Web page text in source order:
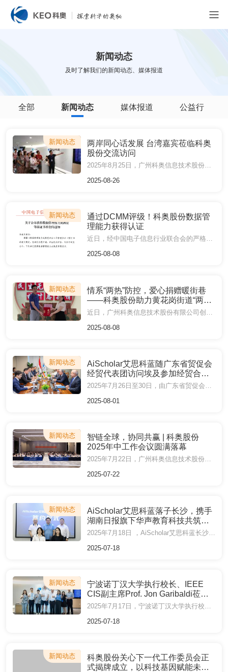
新闻动态
及时了解我们的新闻动态、媒体报道
全部 新闻动态 媒体报道 公益行
新闻动态
两岸同心话发展 台湾嘉宾莅临科奥
股份交流访问
2025年8月25日，广州科奥信息技术股份有限公司（以下简称 “科奥股份”）迎来由广州市人民政府台湾事务办公室、中国国民党革命委员会广州市委员会、台湾民主自治同盟广州市委员会联合组织的中国台湾嘉宾一行，30人到访公司开展参观交流活动。
2025-08-26
新闻动态
通过DCMM评级！科奥股份数据管
理能力获得认证
近日，经中国电子信息行业联合会的严格评估，广州科奥信息技术股份有限公司荣获数据管理能力成熟度稳健级证书。
2025-08-08
新闻动态
情系“两热”防控，爱心捐赠暖街巷
——科奥股份助力黄花岗街道“两热”
防控
2025-08-08
新闻动态
AiScholar艾思科蓝随广东省贸促会
经贸代表团访问埃及参加经贸合作
交流
2025年7月26日至30日，由广东省贸促会组织，在广东省贸促会会长陈小锋的带领下，经贸代表团访问埃及，拜访苏伊士运河经济特区管理局、非洲商会联合会，举办中国（广东）—埃及经贸交流会。作为经贸代表团成员企业之一，AiScholar艾思科蓝董事长刘国兴受邀参加。
2025-08-01
新闻动态
智链全球，协同共赢 | 科奥股份
2025年中工作会议圆满落幕
2025年7月22日，广州科奥信息技术股份有限公司2025年中工作会议在广州圆满落幕。
2025-07-22
新闻动态
AiScholar艾思科蓝落子长沙，携手
湖南日报旗下华声教育科技共筑学
术传播新生态
2025年7月18日 ，AiScholar艾思科蓝长沙运营中心揭牌仪式在长沙市马栏山众创园举行，并与湖南日报报业集团旗下区域头部媒体集团——华声在线股份有限公司教育科技传媒分公司（以下简称“华声教育科技”）成功签署战略合作协议。
2025-07-18
新闻动态
宁波诺丁汉大学执行校长、IEEE
CIS副主席Prof. Jon Garibaldi莅临
AiScholar艾思科蓝走访调研
2025年7月17日，宁波诺丁汉大学执行校长、IEEE CIS副主席Prof. Jon Garibaldi莅临AiScholar艾思科蓝走访调研，IEEE Fellow、华南理工大学陈敏教授陪同，AiScholar艾思科蓝总裁岑丰杰、全球智库事业部&生态事业部总监徐丽萍等予以热情接待。
2025-07-18
新闻动态
科奥股份关心下一代工作委员会正
式揭牌成立，以科技基因赋能未来